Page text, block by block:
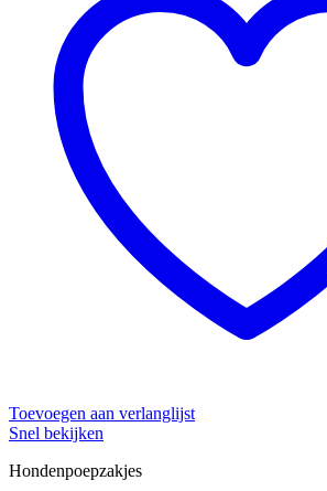
Toevoegen aan verlanglijst
Snel bekijken
Hondenpoepzakjes